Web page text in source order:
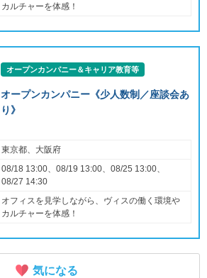
カルチャーを体感！
オープンカンパニー＆キャリア教育等
オープンカンパニー《少人数制／座談会あ
り》
東京都、大阪府
08/18 13:00、08/19 13:00、08/25 13:00、
08/27 14:30
オフィスを見学しながら、ヴィスの働く環境や
カルチャーを体感！
気になる